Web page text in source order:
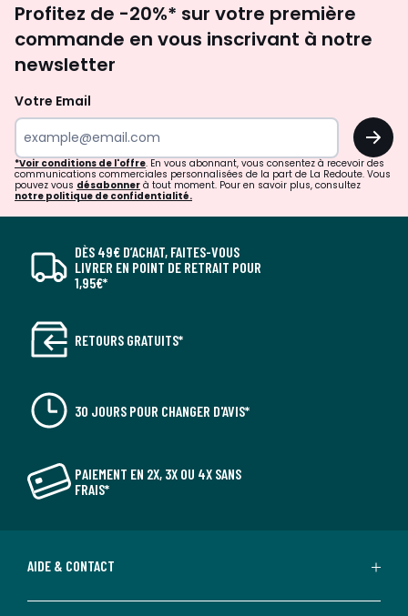
newsletter
Profitez de -20%* sur votre première
commande en vous inscrivant à notre
newsletter
Votre Email
OK
*Voir conditions de l'offre. En vous abonnant, vous consentez à recevoir des
communications commerciales personnalisées de la part de La Redoute. Vous
pouvez vous désabonner à tout moment. Pour en savoir plus, consultez
notre politique de confidentialité.
DÈS 49€ D’ACHAT, FAITES-VOUS
LIVRER EN POINT DE RETRAIT POUR
1,95€*
RETOURS GRATUITS*
30 JOURS POUR CHANGER D'AVIS*
PAIEMENT EN 2X, 3X OU 4X SANS
FRAIS*
AIDE & CONTACT